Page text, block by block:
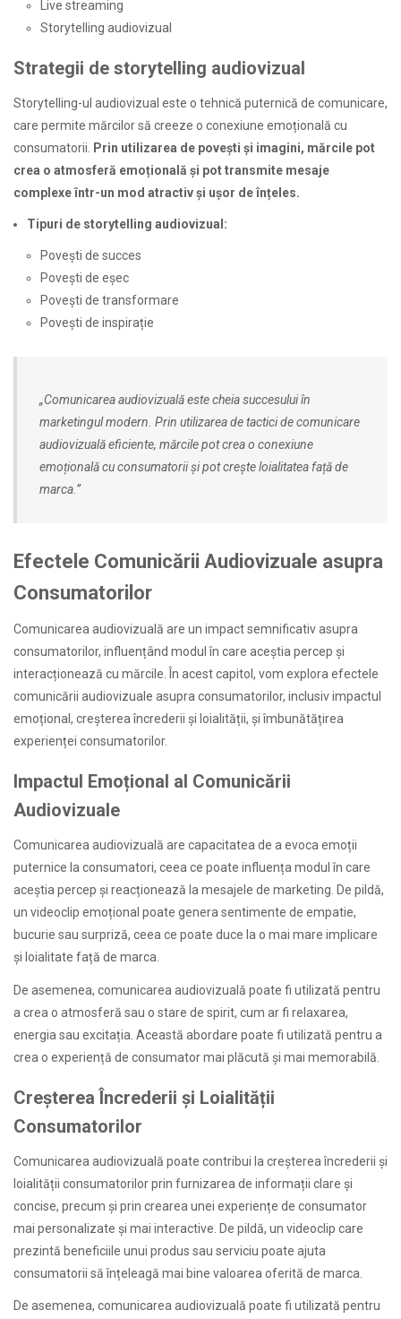
Live streaming
Storytelling audiovizual
Strategii de storytelling audiovizual
Storytelling-ul audiovizual este o tehnică puternică de comunicare,
care permite mărcilor să creeze o conexiune emoțională cu
consumatorii.
Prin utilizarea de povești și imagini, mărcile pot
crea o atmosferă emoțională și pot transmite mesaje
complexe într-un mod atractiv și ușor de înțeles.
Tipuri de storytelling audiovizual:
Povești de succes
Povești de eșec
Povești de transformare
Povești de inspirație
„Comunicarea audiovizuală este cheia succesului în
marketingul modern. Prin utilizarea de tactici de comunicare
audiovizuală eficiente, mărcile pot crea o conexiune
emoțională cu consumatorii și pot crește loialitatea față de
marca.”
Efectele Comunicării Audiovizuale asupra
Consumatorilor
Comunicarea audiovizuală are un impact semnificativ asupra
consumatorilor, influențând modul în care aceștia percep și
interacționează cu mărcile. În acest capitol, vom explora efectele
comunicării audiovizuale asupra consumatorilor, inclusiv impactul
emoțional, creșterea încrederii și loialității, și îmbunătățirea
experienței consumatorilor.
Impactul Emoțional al Comunicării
Audiovizuale
Comunicarea audiovizuală are capacitatea de a evoca emoții
puternice la consumatori, ceea ce poate influența modul în care
aceștia percep și reacționează la mesajele de marketing. De pildă,
un videoclip emoțional poate genera sentimente de empatie,
bucurie sau surpriză, ceea ce poate duce la o mai mare implicare
și loialitate față de marca.
De asemenea, comunicarea audiovizuală poate fi utilizată pentru
a crea o atmosferă sau o stare de spirit, cum ar fi relaxarea,
energia sau excitația. Această abordare poate fi utilizată pentru a
crea o experiență de consumator mai plăcută și mai memorabilă.
Creșterea Încrederii și Loialității
Consumatorilor
Comunicarea audiovizuală poate contribui la creșterea încrederii și
loialității consumatorilor prin furnizarea de informații clare și
concise, precum și prin crearea unei experiențe de consumator
mai personalizate și mai interactive. De pildă, un videoclip care
prezintă beneficiile unui produs sau serviciu poate ajuta
consumatorii să înțeleagă mai bine valoarea oferită de marca.
De asemenea, comunicarea audiovizuală poate fi utilizată pentru